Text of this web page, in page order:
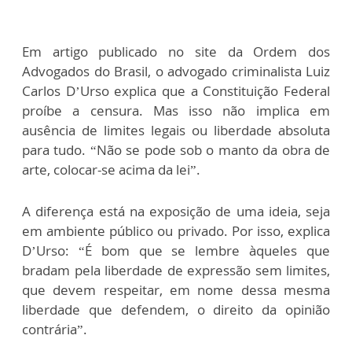
Em artigo publicado no site da Ordem dos
Advogados do Brasil, o advogado criminalista Luiz
Carlos D’Urso explica que a Constituição Federal
proíbe a censura. Mas isso não implica em
ausência de limites legais ou liberdade absoluta
para tudo. “Não se pode sob o manto da obra de
arte, colocar-se acima da lei”.
A diferença está na exposição de uma ideia, seja
em ambiente público ou privado. Por isso, explica
D’Urso: “É bom que se lembre àqueles que
bradam pela liberdade de expressão sem limites,
que devem respeitar, em nome dessa mesma
liberdade que defendem, o direito da opinião
contrária”.